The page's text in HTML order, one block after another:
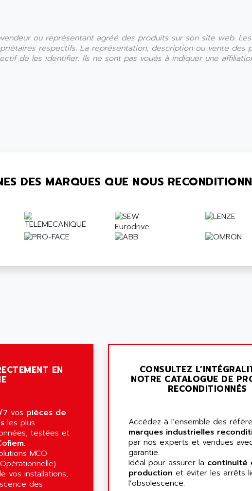
ou représentant agréé des produits sur son site web.
respectifs. La représentation, description ou vente des
de les identifier. Ils ne sont pas voués à indiquer une
DES MARQUES QUE NOUS
EN
vos pièces de
les plus
testées et
.
MCO
vos installations,
des
CONSULTEZ
NOTRE CATALOGUE DE
RECONDITIONNÉS
Accédez à l’ensemble des
marques industrielles
par nos experts et vendues
garantie.
Idéal pour assurer la continuité
production et éviter les arrêts
l’obsolescence.